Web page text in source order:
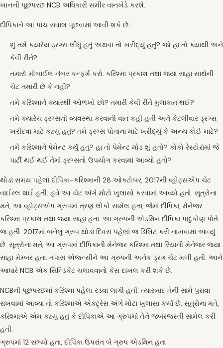
ખાનની પૂછપરછ NCB અધિકારી સમીર વાનખેડે કરશે.
દીપિકાને આ પાંચ સવાલ પૂછવામાં આવી શકે છેઃ
શું તમે ક્યારેય ડ્રગ્સ લીધું હતું અથવા તો ખરીદ્યું હતું? જો હા તો ક્યાંથી અને
કેવી રીતે?
તમારો મોબાઈલ નંબર કન્ફર્મ કરો. કરિશ્મા પ્રકાશ તથા જયા સાહા સાથેની
ચેટ તમારી છે કે નહીં?
તમે કરિશ્માને ક્યારથી ઓળખો છો? તમારી કેવી રીતે મુલાકાત થઈ?
તમે ક્યારેય ડ્રગ્સની વ્યવસ્થા કરવાની વાત કહી હતી અને કેટલીવાર ડ્રગ્સ
ખરીદવા માટે કહ્યું હતું? તમે ડ્રગ્સ પોતાના માટે ખરીદ્યું કે અન્ય કોઈ માટે?
તમે કરિશ્માને પેમેન્ટ કર્યું હતું? હા તો પેમેન્ટ મોડ શું હતો? કોકો રેસ્ટોરાંમાં જે
પાર્ટી થઈ થઈ તેમાં ડ્રગ્સનો ઉપયોગ કરવામાં આવ્યો હતો?
થોડાં સમય પહેલાં દીપિકા-કરિશ્માની 28 ઓક્ટોબર, 2017ની વ્હોટ્સએપ ચેટ
વાઈરલ થઈ હતી. હવે આ ચેટ અંગે મોટો ખુલાસો કરવામાં આવ્યો હતો. સૂત્રોના
મતે, આ વ્હોટ્સએપ ગ્રુપમાં ત્રણ લોકો સામેલ હતા, જેમાં દીપિકા, મેનેજર
કરિશ્મા પ્રકાશ તથા જયા સાહા હતા. આ ગ્રુપની એડમિન દીપિકા પાદુકોણ પોતે
જ હતી. 2017માં બનેલું ગ્રુપ થોડાં દિવસ પહેલાં જ ડિલિટ કરી નાખવામાં આવ્યું
છે. સૂત્રોના મતે, આ ગ્રુપમાં દીપિકાની મેનેજર કરિશ્મા તથા રિયાની મેનેજર જયા
સાહા મેમ્બર હતા. તપાસ એજન્સીને આ ગ્રુપની અનેક ડ્રગ ચેટ મળી હતી. આને
આધારે NCB એક સિન્ડિકેટ ચલાવવાનો કેસ દાખલ કરી શકે છે.
NCBની પૂછપરછમાં કરિશ્મા પહેલા રડવા લાગી હતી. ત્યારબાદ તેની સામે પુરાવા
રાખવામાં આવ્યા તો કરિશ્માએ એક્ટ્રેસ અંગે મોટા ખુલાસા કર્યા છે. સૂત્રોના મતે,
કરિશ્માએ એમ કહ્યું હતું કે દીપિકાએ આ ગ્રુપમાં તેને જબરજસ્તી સામેલ કરી
હતી.
ગ્રુપમાં 12 સભ્યો હતા, દીપિકા ઉપરાંત બે ગ્રુપ એડમિન હતા